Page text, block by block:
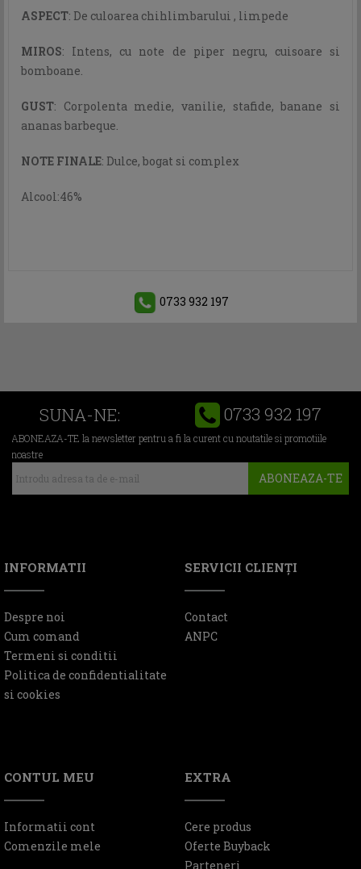
ASPECT: De culoarea chihlimbarului , limpede
MIROS: Intens, cu note de piper negru, cuisoare si
bomboane.
GUST: Corpolenta medie, vanilie, stafide, banane si
ananas barbeque.
NOTE FINALE: Dulce, bogat si complex
Alcool:46%
0733 932 197
SUNA-NE: 0733 932 197
ABONEAZA-TE la newsletter pentru a fi la curent cu noutatile si promotiile
noastre
ABONEAZA-TE
INFORMATII
Despre noi
Cum comand
Termeni si conditii
Politica de confidentialitate
si cookies
SERVICII CLIENŢI
Contact
ANPC
CONTUL MEU
Informatii cont
Comenzile mele
EXTRA
Cere produs
Oferte Buyback
Parteneri